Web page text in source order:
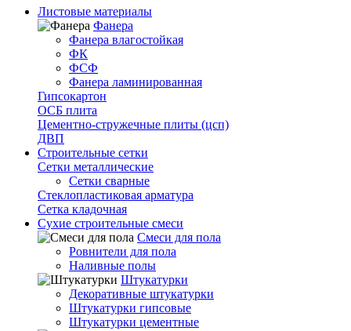
Листовые материалы
Фанера
Фанера влагостойкая
ФК
ФСФ
Фанера ламинированная
Гипсокартон
ОСБ плита
Цементно-стружечные плиты (цсп)
ДВП
Строительные сетки
Сетки металлические
Сетки сварные
Стеклопластиковая арматура
Сетка кладочная
Сухие строительные смеси
Смеси для пола
Ровнители для пола
Наливные полы
Штукатурки
Декоративные штукатурки
Штукатурки гипсовые
Штукатурки цементные